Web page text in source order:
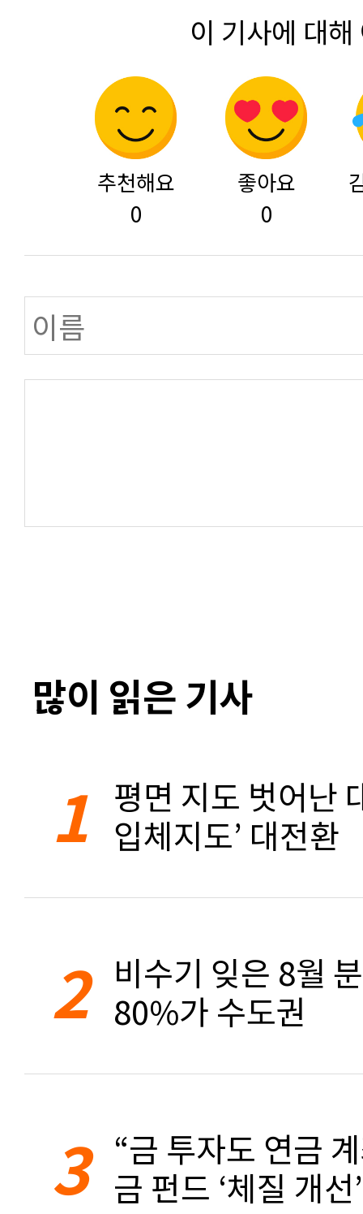
이 기사에 대
추천해요
0
좋아요
0
많이 읽은 기사
1 평면 지도 벗어난
입체지도’ 대전환
2 비수기 잊은 8월
80%가 수도권
3 “금 투자도 연금
금 펀드 ‘체질 개선’